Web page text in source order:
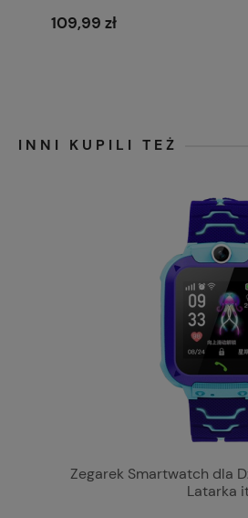
109,99 zł
INNI KUPILI TEŻ
Zegarek Smartwatch dla
Latarka